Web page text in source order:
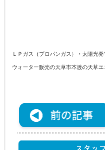
ＬＰガス（プロパンガス）・太陽光
ウォーター販売の天草市本渡の天草エ